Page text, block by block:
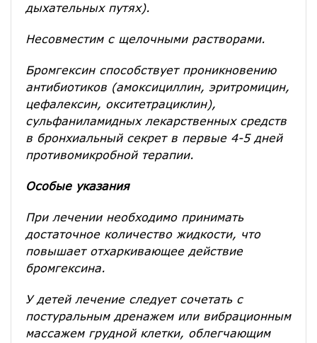
дыхательных путях).
Несовместим с щелочными растворами.
Бромгексин способствует проникновению
антибиотиков (амоксициллин, эритромицин,
цефалексин, окситетрациклин),
сульфаниламидных лекарственных средств
в бронхиальный секрет в первые 4-5 дней
противомикробной терапии.
Особые указания
При лечении необходимо принимать
достаточное количество жидкости, что
повышает отхаркивающее действие
бромгексина.
У детей лечение следует сочетать с
постуральным дренажем или вибрационным
массажем грудной клетки, облегчающим